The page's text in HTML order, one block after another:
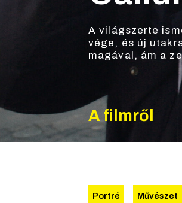
A világszerte
vége, és új
magával, ám a
A filmről
Portré Művészet